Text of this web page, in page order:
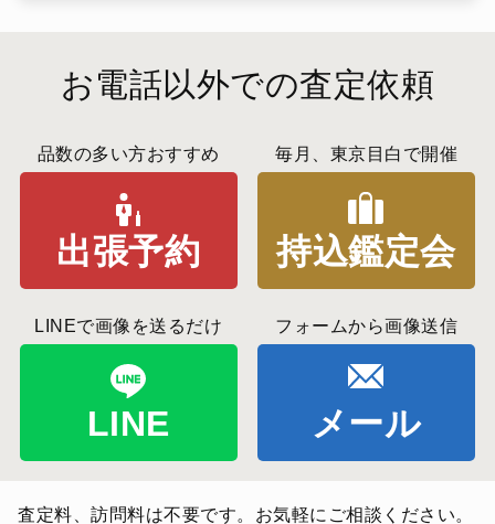
お電話以外での査定依頼
品数の多い方おすすめ
出張予約
毎月、東京目白で開催
持込鑑定会
LINEで画像を送るだけ
LINE
フォームから画像送信
メール
査定料、訪問料は不要です。お気軽にご相談ください。